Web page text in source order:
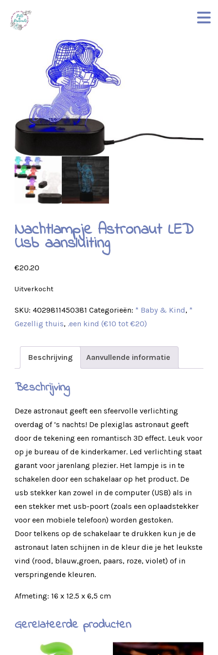
Nachtlampje Astronaut LED
Usb aansluiting
€20.20
Uitverkocht
SKU: 4029811450381 Categorieën: * Baby & Kind, *
Gezellig thuis, .een kind (€10 tot €20)
Beschrijving Aanvullende informatie
Beschrijving
Deze astronaut geeft een sfeervolle verlichting
overdag of ’s nachts! De plexiglas astronaut geeft
door de tekening een romantisch 3D effect. Leuk voor
op je bureau of de kinderkamer. Led verlichting staat
garant voor jarenlang plezier. Het lampje is in te
schakelen door een schakelaar op het product. De
usb stekker kan zowel in de computer (USB) als in
een stekker met usb-poort (zoals een oplaadstekker
voor een mobiele telefoon) worden gestoken.
Door telkens op de schakelaar te drukken kun je de
astronaut laten schijnen in de kleur die je het leukste
vind (rood, blauw,groen, paars, roze, violet) of in
verspringende kleuren.
Afmeting: 16 x 12.5 x 6,5 cm
Gerelateerde producten